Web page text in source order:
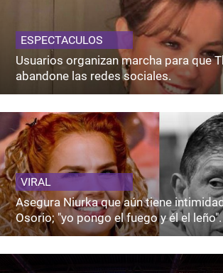
ESPECTACULOS
Usuarios organizan marcha para que
abandone las redes sociales.
VIRAL
Asegura Niurka que aún tiene
Osorio; "yo pongo el fuego y él el leño".